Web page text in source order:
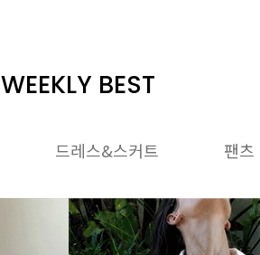
WEEKLY BEST
드레스&스커트 팬츠